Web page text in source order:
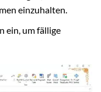
einzuhalten.
ein, um fällige